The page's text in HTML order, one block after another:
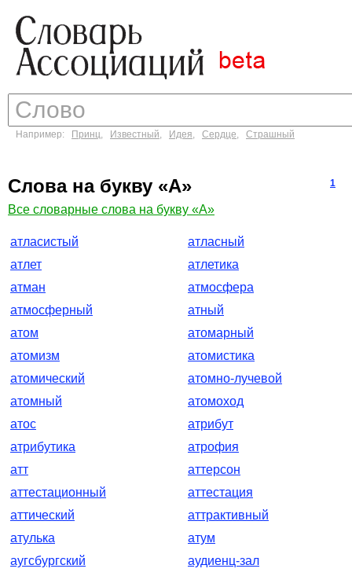
Например: Принц, Известный, Идея, Сердце, Страшный
Слова на букву «А» 1
Все словарные слова на букву «А»
атласистый
атласный
атлет
атлетика
атман
атмосфера
атмосферный
атный
атом
атомарный
атомизм
атомистика
атомический
атомно-лучевой
атомный
атомоход
атос
атрибут
атрибутика
атрофия
атт
аттерсон
аттестационный
аттестация
аттический
аттрактивный
атулька
атум
аугсбургский
аудиенц-зал